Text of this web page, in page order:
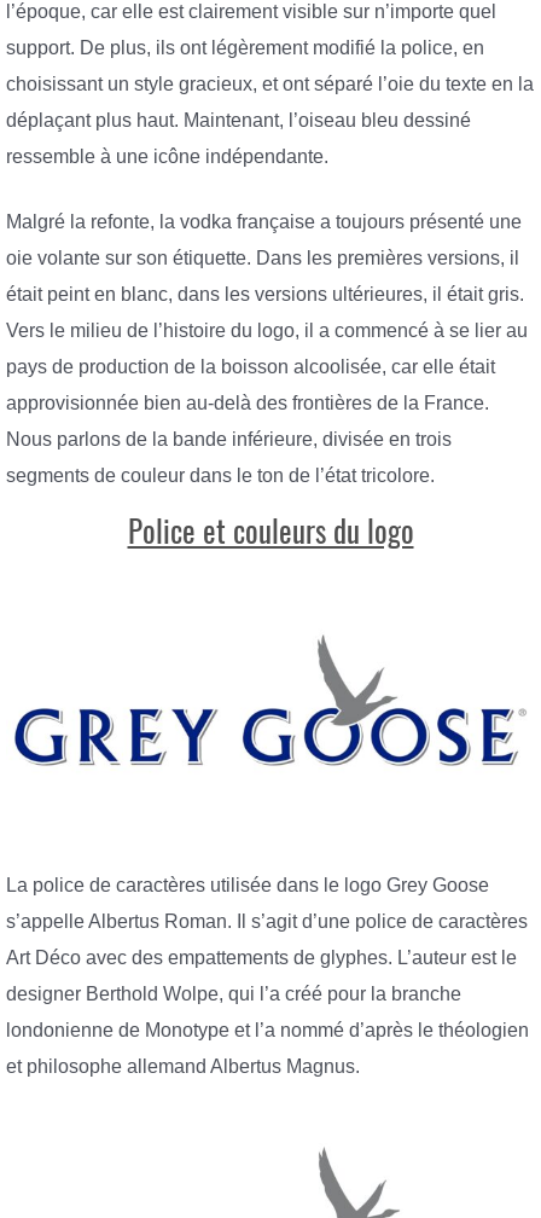
l’époque, car elle est clairement visible sur n’importe quel
support. De plus, ils ont légèrement modifié la police, en
choisissant un style gracieux, et ont séparé l’oie du texte en la
déplaçant plus haut. Maintenant, l’oiseau bleu dessiné
ressemble à une icône indépendante.
Malgré la refonte, la vodka française a toujours présenté une
oie volante sur son étiquette. Dans les premières versions, il
était peint en blanc, dans les versions ultérieures, il était gris.
Vers le milieu de l’histoire du logo, il a commencé à se lier au
pays de production de la boisson alcoolisée, car elle était
approvisionnée bien au-delà des frontières de la France.
Nous parlons de la bande inférieure, divisée en trois
segments de couleur dans le ton de l’état tricolore.
Police et couleurs du logo
La police de caractères utilisée dans le logo Grey Goose
s’appelle Albertus Roman. Il s’agit d’une police de caractères
Art Déco avec des empattements de glyphes. L’auteur est le
designer Berthold Wolpe, qui l’a créé pour la branche
londonienne de Monotype et l’a nommé d’après le théologien
et philosophe allemand Albertus Magnus.